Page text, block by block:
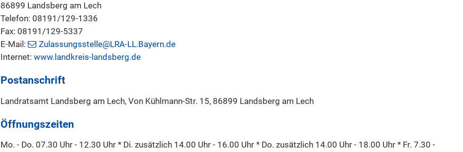
86899 Landsberg am Lech
Telefon: 08191/129-1336
Fax: 08191/129-5337
E-Mail:
Zulassungsstelle@LRA-LL.Bayern.de
Internet: www.landkreis-landsberg.de
Postanschrift
Landratsamt Landsberg am Lech, Von Kühlmann-Str. 15, 86899 Landsberg am Lech
Öffnungszeiten
Mo. - Do. 07.30 Uhr - 12.30 Uhr * Di. zusätzlich 14.00 Uhr - 16.00 Uhr * Do. zusätzlich 14.00 Uhr - 18.00 Uhr * Fr. 7.30 -